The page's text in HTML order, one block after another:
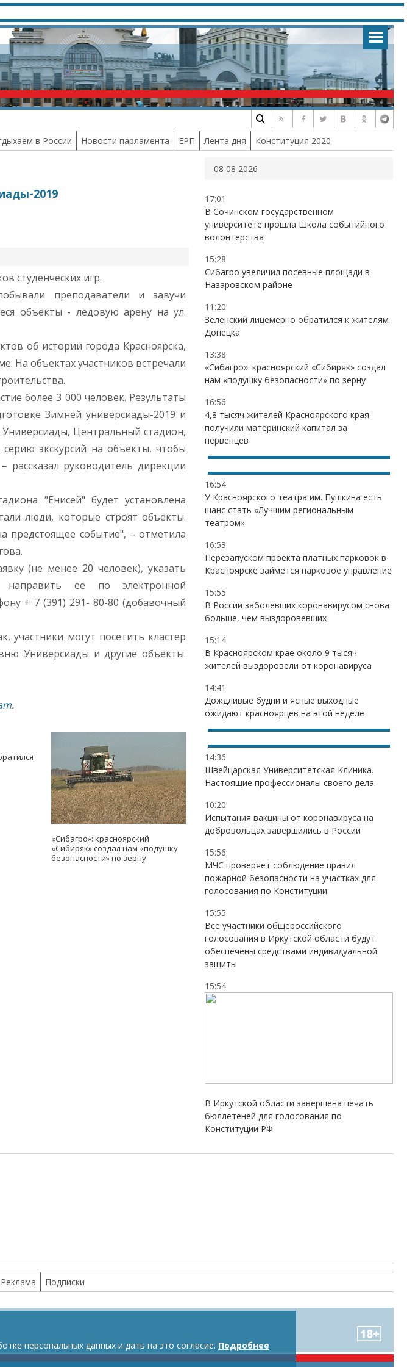
в России Новости парламента ЕРП Лента дня
Конституция 2020
2019
студенческих игр.
преподаватели и завучи
объекты - ледовую арену на ул.
об истории города Красноярска,
На объектах участников встречали
более 3 000 человек. Результаты
Зимней универсиады-2019 и
Центральный стадион,
экскурсий на объекты, чтобы
руководитель дирекции
"Енисей" будет установлена
люди, которые строят объекты.
предстоящее событие", – отметила
(не менее 20 человек), указать
ее по электронной
+ 7 (391) 291- 80-80 (добавочный
могут посетить кластер
Универсиады и другие объекты.
.
«Сибагро»: красноярский
«Сибиряк» создал нам «подушку
безопасности» по зерну
08 08 2026
17:01
В Сочинском государственном
университете прошла Школа событийного
волонтерства
15:28
Сибагро увеличил посевные площади в
Назаровском районе
11:20
Зеленский лицемерно обратился к жителям
Донецка
13:38
«Сибагро»: красноярский «Сибиряк» создал
нам «подушку безопасности» по зерну
16:56
4,8 тысяч жителей Красноярского края
получили материнский капитал за
первенцев
16:54
У Красноярского театра им. Пушкина есть
шанс стать «Лучшим региональным
театром»
16:53
Перезапуском проекта платных парковок в
Красноярске займется парковое управление
15:55
В России заболевших коронавирусом снова
больше, чем выздоровевших
15:14
В Красноярском крае около 9 тысяч
жителей выздоровели от коронавируса
14:41
Дождливые будни и ясные выходные
ожидают красноярцев на этой неделе
14:36
Швейцарская Университетская Клиника.
Настоящие профессионалы своего дела.
10:20
Испытания вакцины от коронавируса на
добровольцах завершились в России
15:56
МЧС проверяет соблюдение правил
пожарной безопасности на участках для
голосования по Конституции
15:55
Все участники общероссийского
голосования в Иркутской области будут
обеспечены средствами индивидуальной
защиты
15:54
В Иркутской области завершена печать
бюллетеней для голосования по
Конституции РФ
Реклама Подписки
персональных данных и дать на это согласие. Подробнее